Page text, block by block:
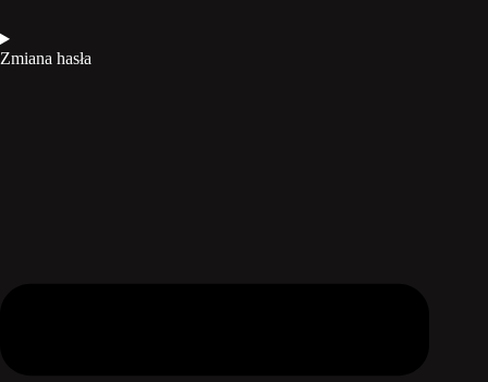
Zmiana hasła